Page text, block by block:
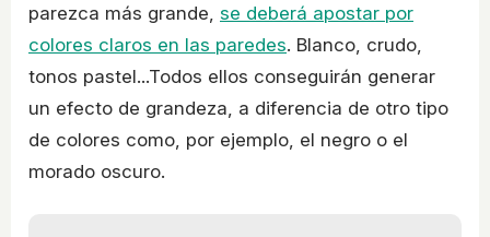
parezca más grande, se deberá apostar por
colores claros en las paredes. Blanco, crudo,
tonos pastel...Todos ellos conseguirán generar
un efecto de grandeza, a diferencia de otro tipo
de colores como, por ejemplo, el negro o el
morado oscuro.